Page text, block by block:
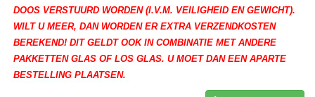
DOOS VERSTUURD WORDEN (I.V.M. VEILIGHEID EN GEWICHT).
WILT U MEER, DAN WORDEN ER EXTRA VERZENDKOSTEN
BEREKEND! DIT GELDT OOK IN COMBINATIE MET ANDERE
PAKKETTEN GLAS OF LOS GLAS. U MOET DAN EEN APARTE
BESTELLING PLAATSEN.